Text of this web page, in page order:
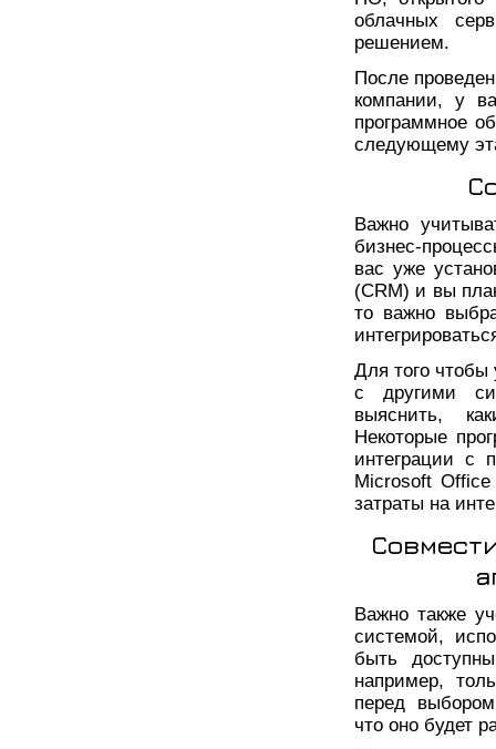
облачных
решением.
После
компании, у
программное
следующему
Важно
бизнес-
вас уже
(CRM) и вы
то важно
Для того чтобы
с другими
выяснить,
Некоторые
интеграции с
Microsoft
затраты на
Важно также
системой,
быть
например,
перед
что оно будет